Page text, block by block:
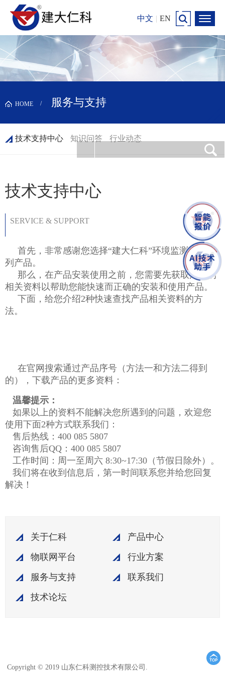
中文 | EN
HOME 服务与支持
技术支持中心 知识问答 行业动态
技术支持中心
SERVICE & SUPPORT
首先，非常感谢您选择“建大仁科”环境监测终端系
列产品。
那么，在产品安装使用之前，您需要先获取产品的
相关资料以帮助您能快速而正确的安装和使用产品。
下面，给您介绍2种快速查找产品相关资料的方
法。
在官网搜索通过产品序号（方法一和方法二得到
的），下载产品的更多资料：
温馨提示：
如果以上的资料不能解决您所遇到的问题，欢迎您
使用下面2种方式联系我们：
售后热线：400 085 5807
咨询售后QQ：400 085 5807
工作时间：周一至周六 8:30~17:30（节假日除外）。
我们将在收到信息后，第一时间联系您并给您回复
解决！
关于仁科
产品中心
物联网平台
行业方案
服务与支持
联系我们
技术论坛
Copyright © 2019 山东仁科测控技术有限公司.
鲁ICP备15003045